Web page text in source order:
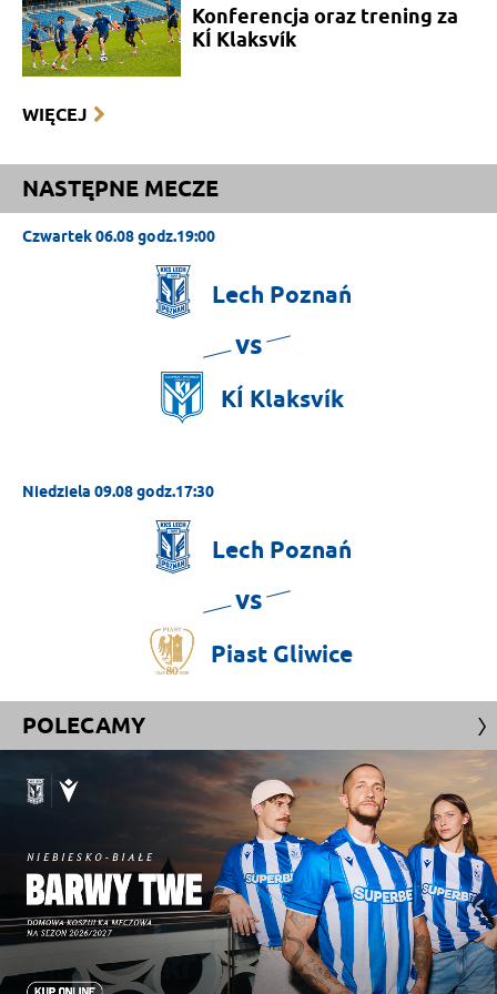
Konferencja oraz trening za
KÍ Klaksvík
WIĘCEJ
NASTĘPNE MECZE
Czwartek 06.08 godz.19:00
Lech Poznań
vs
KÍ Klaksvík
Niedziela 09.08 godz.17:30
Lech Poznań
vs
Piast Gliwice
POLECAMY